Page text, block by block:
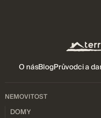
O násBlogPrůvodci a
NEMOVITOST
DOMY